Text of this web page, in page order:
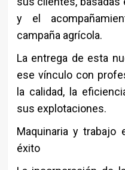
y el
campaña agrícola.
La entrega de esta
ese vínculo con
la calidad, la
sus explotaciones.
Maquinaria y trabajo
éxito